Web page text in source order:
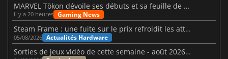
MARVEL Tōkon dévoile ses débuts et sa feuille de route
il y a 20 heures Gaming News
Steam Frame : une fuite sur le prix refroidit les attentes VR
05/08/2026 Actualités Hardware
Sorties de jeux vidéo de cette semaine - août 2026 (semaine 32)